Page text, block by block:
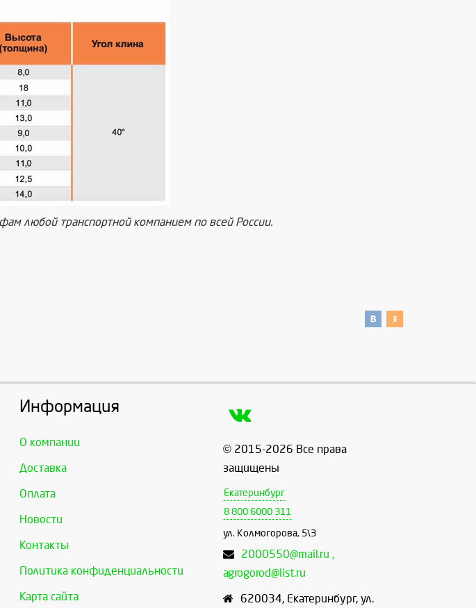
любой транспортной компанием по всей России.
Информация
О компании
Доставка
Оплата
Новости
Контакты
Политика конфиденциальности
Карта сайта
© 2015-2026 Все права
защищены
Екатеринбург
8 800 6000 311
ул. Колмогорова, 5\3
2000550@mail.ru ,
agrogorod@list.ru
620034, Екатеринбург, ул.